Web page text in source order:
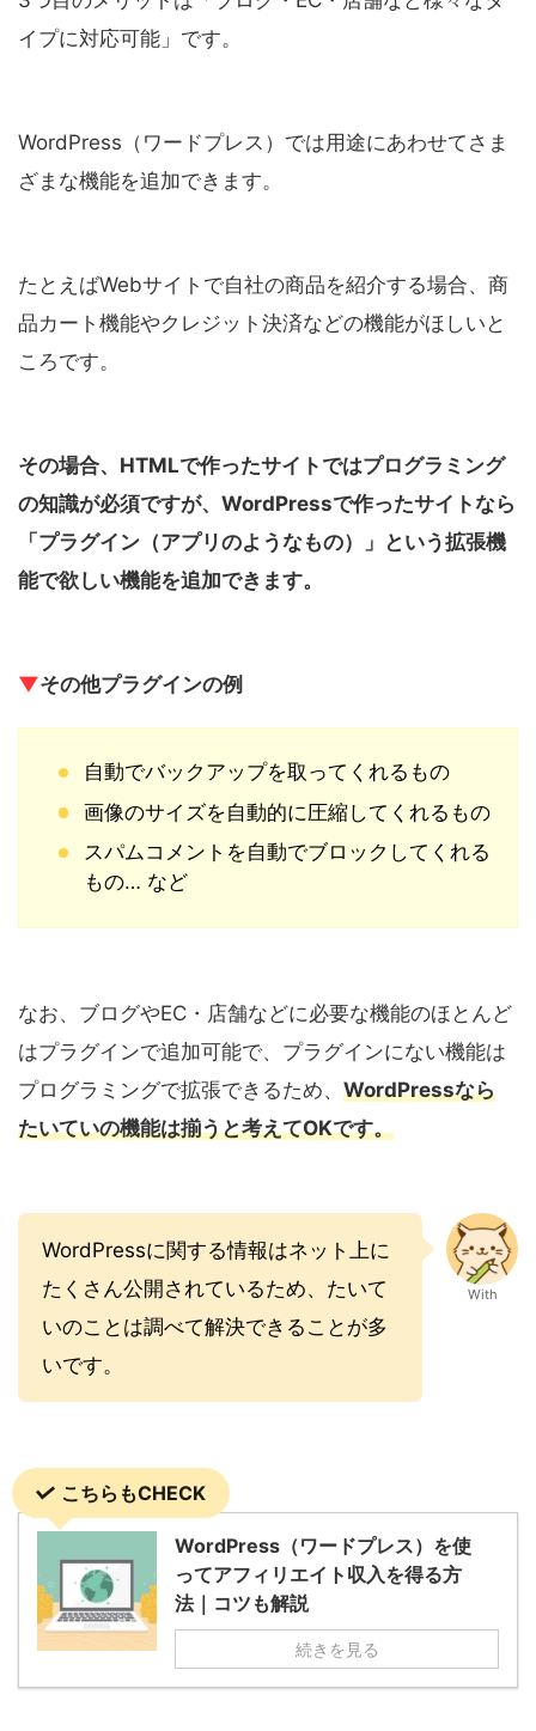
イプに対応可能」です。
WordPress（ワードプレス）では用途にあわせてさま
ざまな機能を追加できます。
たとえばWebサイトで自社の商品を紹介する場合、商
品カート機能やクレジット決済などの機能がほしいと
ころです。
その場合、HTMLで作ったサイトではプログラミング
の知識が必須ですが、WordPressで作ったサイトなら
「プラグイン（アプリのようなもの）」という拡張機
能で欲しい機能を追加できます。
▼その他プラグインの例
自動でバックアップを取ってくれるもの
画像のサイズを自動的に圧縮してくれるもの
スパムコメントを自動でブロックしてくれる
もの… など
なお、ブログやEC・店舗などに必要な機能のほとんど
はプラグインで追加可能で、プラグインにない機能は
プログラミングで拡張できるため、 WordPressなら
たいていの機能は揃うと考えてOKです。
WordPressに関する情報はネット上に
たくさん公開されているため、たいて
いのことは調べて解決できることが多
いです。
With
こちらもCHECK
WordPress（ワードプレス）を使
ってアフィリエイト収入を得る方
法｜コツも解説
続きを見る